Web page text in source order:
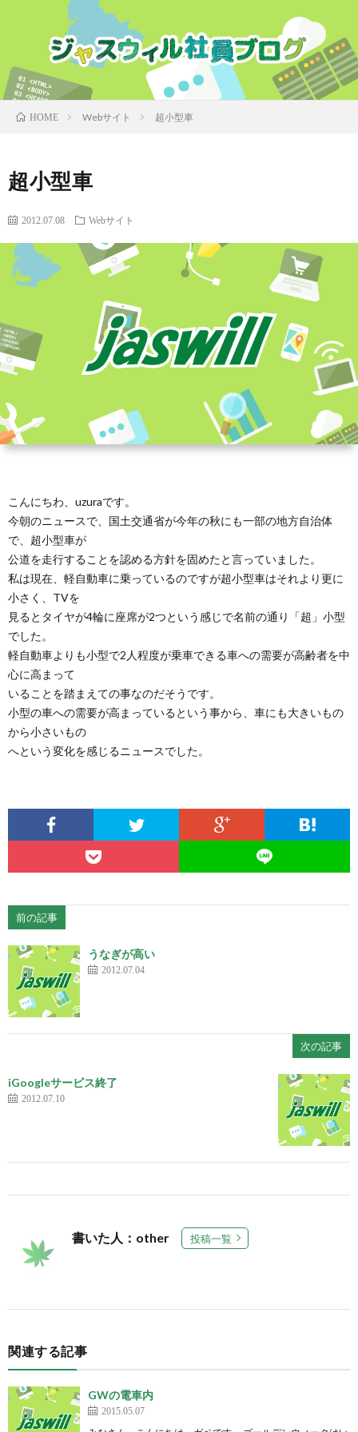
HOME Webサイト 超小型車
超小型車
2012.07.08 Webサイト
こんにちわ、uzuraです。
今朝のニュースで、国土交通省が今年の秋にも一部の地方自治体
で、超小型車が
公道を走行することを認める方針を固めたと言っていました。
私は現在、軽自動車に乗っているのですが超小型車はそれより更に
小さく、TVを
見るとタイヤが4輪に座席が2つという感じで名前の通り「超」小型
でした。
軽自動車よりも小型で2人程度が乗車できる車への需要が高齢者を中
心に高まって
いることを踏まえての事なのだそうです。
小型の車への需要が高まっているという事から、車にも大きいもの
から小さいもの
へという変化を感じるニュースでした。
前の記事
うなぎが高い
2012.07.04
次の記事
iGoogleサービス終了
2012.07.10
書いた人：other 投稿一覧
関連する記事
GWの電車内
2015.05.07